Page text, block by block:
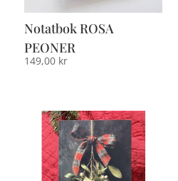
Notatbok ROSA
PEONER
149,00 kr